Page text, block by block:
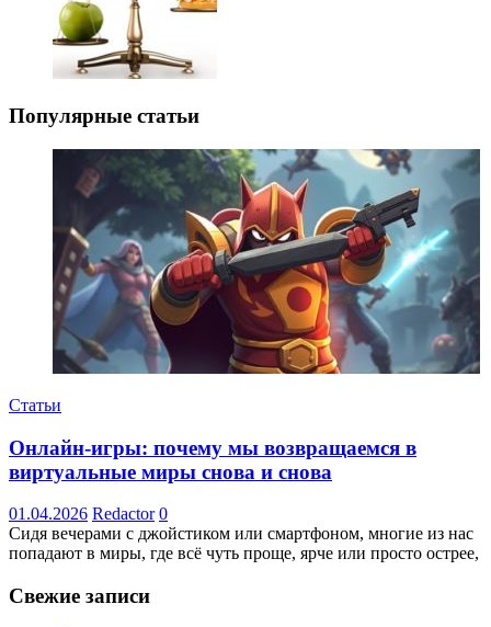
Популярные статьи
Статьи
Онлайн-игры: почему мы возвращаемся в
виртуальные миры снова и снова
01.04.2026 Redactor 0
Сидя вечерами с джойстиком или смартфоном, многие из нас
попадают в миры, где всё чуть проще, ярче или просто острее,
Свежие записи